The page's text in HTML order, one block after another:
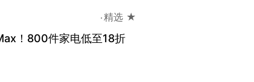
精选 ★
！800件家电低至18折